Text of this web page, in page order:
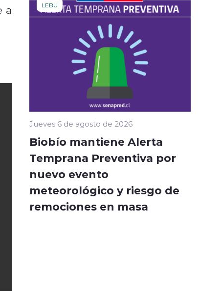
a
LEBU
Jueves 6 de agosto de 2026
Biobío mantiene Alerta
Temprana Preventiva por
nuevo evento
meteorológico y riesgo de
remociones en masa